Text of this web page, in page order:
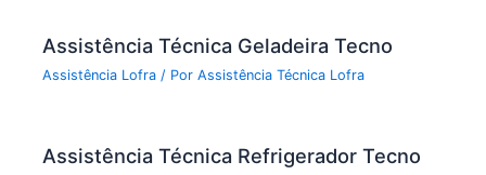
Assistência Técnica Geladeira Tecno
Assistência Lofra / PorAssistência Técnica Lofra
Assistência Técnica Refrigerador Tecno